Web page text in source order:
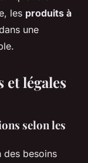
les produits à
une
légales
selon les
des besoins